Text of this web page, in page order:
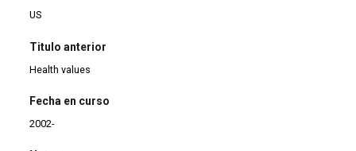
US
Titulo anterior
Health values
Fecha en curso
2002-